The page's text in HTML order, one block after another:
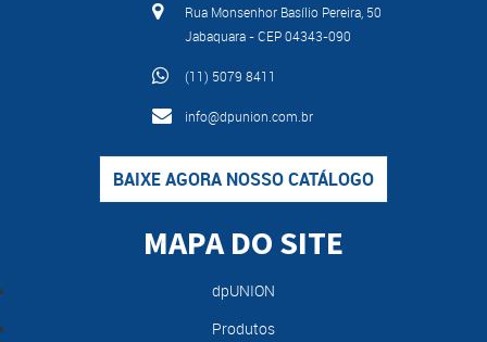
Rua Monsenhor Basílio Pereira, 50
Jabaquara - CEP 04343-090
(11) 5079 8411
info@dpunion.com.br
BAIXE AGORA NOSSO CATÁLOGO
MAPA DO SITE
dpUNION
Produtos